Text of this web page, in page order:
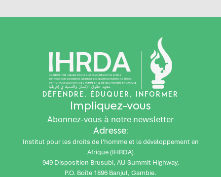
DÉFENDRE, ÉDUQUER, INFORMER
Impliquez-vous
Abonnez-vous à notre newsletter
Adresse:
Institut pour les droits de l'homme et le développement en
Afrique (IHRDA)
949 Disposition Brusubi, AU Summit Highway,
P.O. Boîte 1896 Banjul, Gambie.